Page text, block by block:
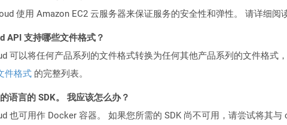
使用 Amazon EC2 云服务器来保证服务的安全性和弹性。 请详细
API 支持哪些文件格式？
可以将任何产品系列的文件格式转换为任何其他产品系列的文件格式
件格式 的完整列表。
语言的 SDK。 我应该怎么办？
也可用作 Docker 容器。 如果您所需的 SDK 尚不可用，请尝试将其与